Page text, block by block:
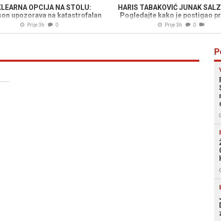
OPCIJA NA STOLU:
upozorava na katastrofalan
u ratu sa Iranom
Prije 3h 0
HARIS TABAKOVIĆ JUNAK
Pogledajte kako je postigao
za pobjedu protiv Pafosa
Prije 3h 0